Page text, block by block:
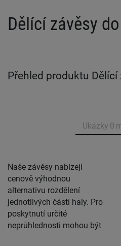
Dělící závěsy
Přehled produktu
Ukázky 0
Naše závěsy nabízejí
cenově výhodnou
alternativu rozdělení
jednotlivých částí haly. Pro
poskytnutí určité
neprůhlednosti mohou být
sítě nahrazeny prodyšnými
plachtami. Velikost sítě /
plachty neodpovídá
pokrývané ploše, proto je
nutné skutečnou velikost